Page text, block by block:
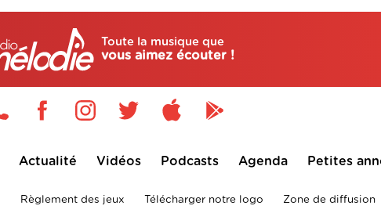
Toute la musique que
vous aimez écouter !
Actualité Vidéos Podcasts Agenda Petites
Règlement des jeux Télécharger notre logo Zone de diffusion